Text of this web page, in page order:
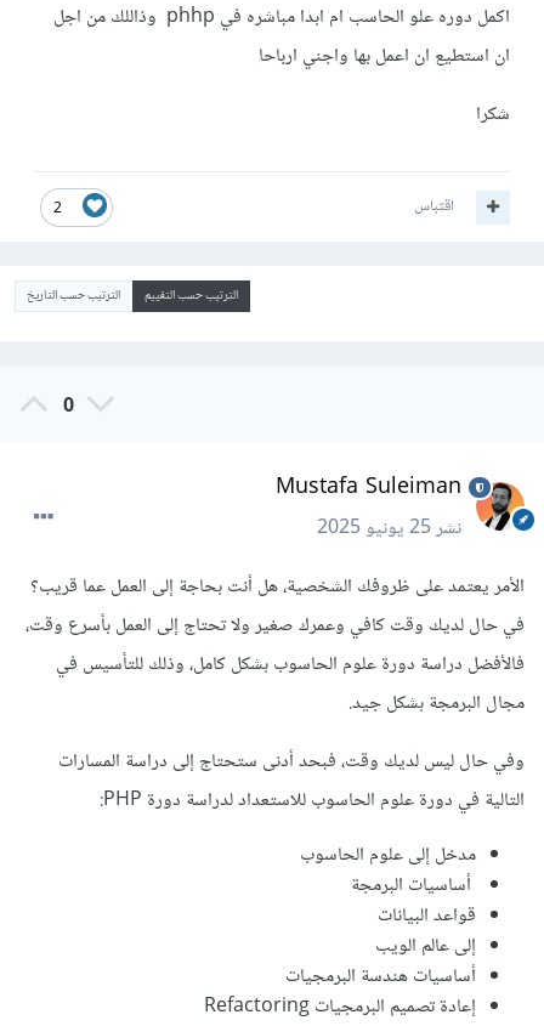
اكمل دوره علو الحاسب ام ابدا مباشره في phhp وذاللك من اجل
ان استطيع ان اعمل بها واجني ارباحا
شكرا
2 اقتباس
الترتيب حسب التقييم الترتيب حسب التاريخ
0
Mustafa Suleiman
نشر25 يونيو 2025
الأمر يعتمد على ظروفك الشخصية، هل أنت بحاجة إلى العمل عما قريب؟
في حال لديك وقت كافي وعمرك صغير ولا تحتاج إلى العمل بأسرع وقت،
فالأفضل دراسة دورة علوم الحاسوب بشكل كامل، وذلك للتأسيس في
مجال البرمجة بشكل جيد.
وفي حال ليس لديك وقت، فبحد أدنى ستحتاج إلى دراسة المسارات
التالية في دورة علوم الحاسوب للاستعداد لدراسة دورة PHP:
مدخل إلى علوم الحاسوب
أساسيات البرمجة
قواعد البيانات
إلى عالم الويب
أساسيات هندسة البرمجيات
إعادة تصميم البرمجيات Refactoring